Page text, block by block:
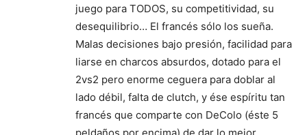
juego para TODOS, su competitividad, su
desequilibrio… El francés sólo los sueña.
Malas decisiones bajo presión, facilidad para
liarse en charcos absurdos, dotado para el
2vs2 pero enorme ceguera para doblar al
lado débil, falta de clutch, y ése espíritu tan
francés que comparte con DeColo (éste 5